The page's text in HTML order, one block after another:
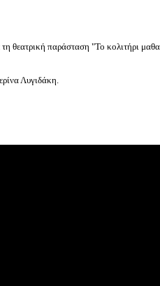
θεατρική παράσταση "Το κολιτήρι
Λυγιδάκη.